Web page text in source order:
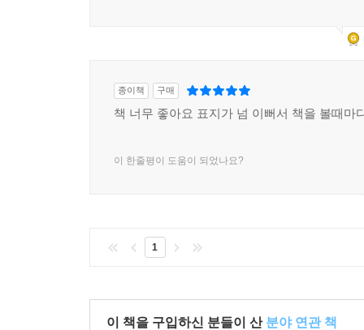
종이책 구매
책 너무 좋아요 표지가 넘 이뻐서 책을 볼때마
이 한줄평이 도움이 되었나요?
1
이 책을 구입하신 분들이 산 분야 연관 책